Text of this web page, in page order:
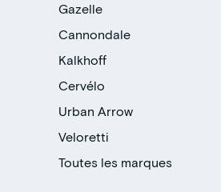
Gazelle
Cannondale
Kalkhoff
Cervélo
Urban Arrow
Veloretti
Toutes les marques